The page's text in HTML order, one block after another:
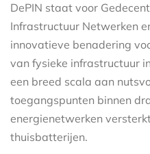
DePIN staat voor
Infrastructuur Netwerken
innovatieve benadering
van fysieke infrastructuur
een breed scala aan
toegangspunten binnen
energienetwerken
thuisbatterijen.